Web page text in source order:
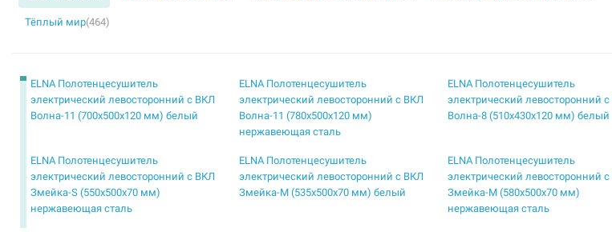
Тёплый мир(464)
ELNA Полотенцесушитель
электрический левосторонний с ВКЛ
Волна-11 (700х500х120 мм) белый
ELNA Полотенцесушитель
электрический левосторонний с ВКЛ
Волна-11 (780х500х120 мм)
нержавеющая сталь
ELNA Полотенцесушитель
электрический левосторонний
Волна-8 (510х430х120 мм) белый
ELNA Полотенцесушитель
электрический левосторонний с ВКЛ
Змейка-S (550х500х70 мм)
нержавеющая сталь
ELNA Полотенцесушитель
электрический левосторонний с ВКЛ
Змейка-М (535х500х70 мм) белый
ELNA Полотенцесушитель
электрический левосторонний
Змейка-М (580х500х70 мм)
нержавеющая сталь